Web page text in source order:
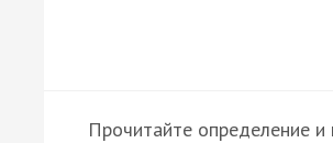
Прочитайте определение и